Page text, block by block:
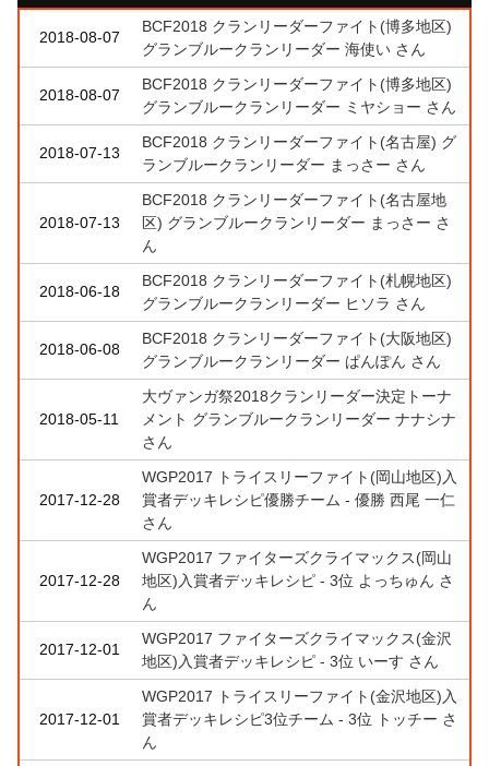
2018-08-07
BCF2018 クランリーダーファイト(博多地区)
グランブルークランリーダー 海使い さん
2018-08-07
BCF2018 クランリーダーファイト(博多地区)
グランブルークランリーダー ミヤショー さん
2018-07-13
BCF2018 クランリーダーファイト(名古屋) グ
ランブルークランリーダー まっさー さん
2018-07-13
BCF2018 クランリーダーファイト(名古屋地
区) グランブルークランリーダー まっさー さ
ん
2018-06-18
BCF2018 クランリーダーファイト(札幌地区)
グランブルークランリーダー ヒソラ さん
2018-06-08
BCF2018 クランリーダーファイト(大阪地区)
グランブルークランリーダー ぱんぽん さん
2018-05-11
大ヴァンガ祭2018クランリーダー決定トーナ
メント グランブルークランリーダー ナナシナ
さん
2017-12-28
WGP2017 トライスリーファイト(岡山地区)入
賞者デッキレシピ優勝チーム - 優勝 西尾 一仁
さん
2017-12-28
WGP2017 ファイターズクライマックス(岡山
地区)入賞者デッキレシピ - 3位 よっちゅん さ
ん
2017-12-01
WGP2017 ファイターズクライマックス(金沢
地区)入賞者デッキレシピ - 3位 いーす さん
2017-12-01
WGP2017 トライスリーファイト(金沢地区)入
賞者デッキレシピ3位チーム - 3位 トッチー さ
ん